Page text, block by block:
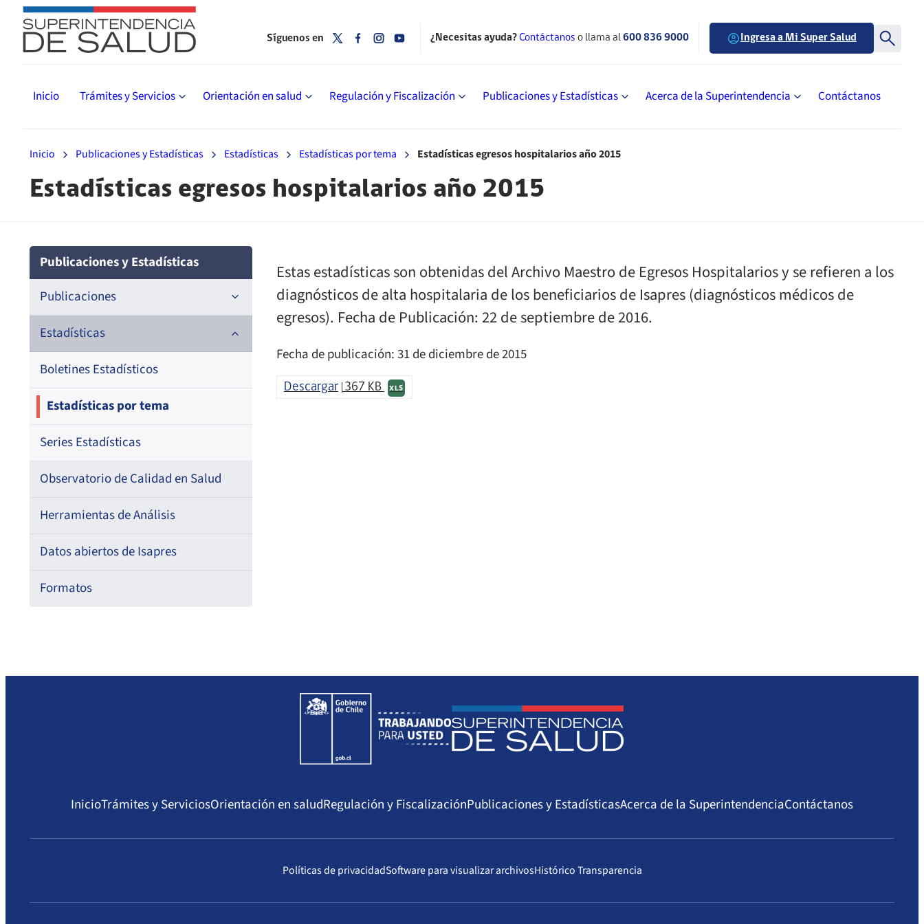
Inicio Trámites y Servicios Orientación en salud Regulación y Fiscalización Publicaciones y Estadísticas Acerca de la Superintendencia Contáctanos
Síguenos en ¿Necesitas ayuda?Contáctanos o llama al600 836 9000 Ingresa a Mi Super Salud
Inicio Publicaciones y Estadísticas Estadísticas Estadísticas por tema Estadísticas egresos hospitalarios año 2015
Estadísticas egresos hospitalarios año 2015
Publicaciones y Estadísticas
Publicaciones
Documentos de trabajo
Documentos metodológicos
Estadísticas
Boletines Estadísticos
Estadísticas por tema
Series Estadísticas
Observatorio de Calidad en Salud
Herramientas de Análisis
Datos abiertos de Isapres
Formatos
Estas estadísticas son obtenidas del Archivo Maestro de Egresos Hospitalarios y se refieren a los
diagnósticos de alta hospitalaria de los beneficiarios de Isapres (diagnósticos médicos de
egresos). Fecha de Publicación: 22 de septiembre de 2016.
Fecha de publicación: 31 de diciembre de 2015
Descargar 367 KB XLS
InicioTrámites y ServiciosOrientación en saludRegulación y FiscalizaciónPublicaciones y EstadísticasAcerca de la SuperintendenciaContáctanos
Políticas de privacidadSoftware para visualizar archivosHistórico Transparencia